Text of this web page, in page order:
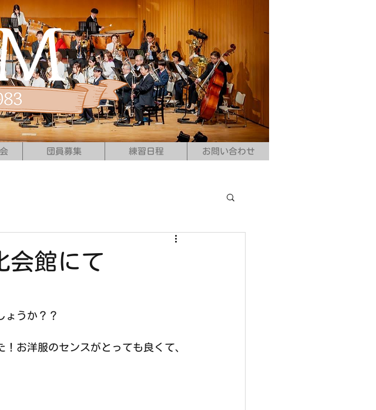
団員募集 練習日程 お問い合わせ
会館にて
ょうか？？
お洋服のセンスがとっても良くて、